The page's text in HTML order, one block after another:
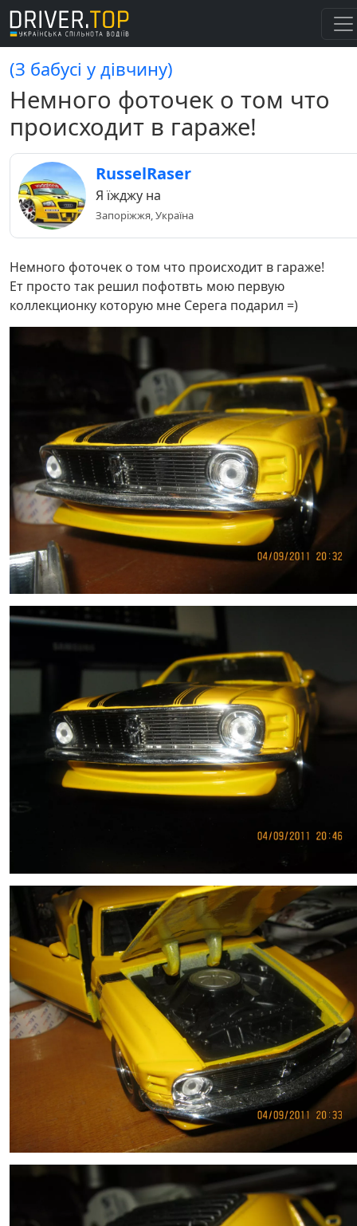
(З бабусі у дівчину)
Немного фоточек о том что
происходит в гараже!
RusselRaser
Я їжджу на
Запоріжжя, Україна
Немного фоточек о том что происходит в гараже!
Ет просто так решил пофотвть мою первую
коллекционку которую мне Серега подарил =)